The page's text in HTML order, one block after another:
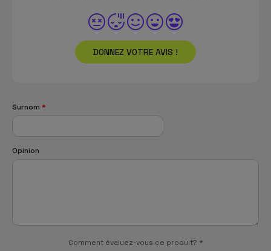
DONNEZ VOTRE AVIS !
Surnom *
Opinion
Comment évaluez-vous ce produit? *